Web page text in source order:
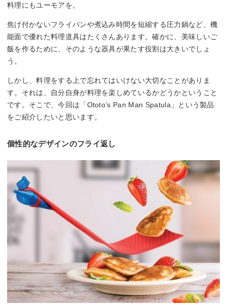
料理にもユーモアを。
焦げ付かないフライパンや煮込み時間を短縮する圧力鍋など、機
能面で優れた料理道具はたくさんあります。確かに、美味しいご
飯を作るために、そのような器具が果たす役割は大きいでしょ
う。
しかし、料理をする上で忘れてはいけない大切なことがありま
す。それは、自分自身が料理を楽しめているかどうかということ
です。そこで、今回は「Ototo’s Pan Man Spatula」という製品
をご紹介したいと思います。
個性的なデザインのフライ返し